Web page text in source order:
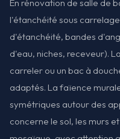
En rénovation de salle de
l'étanchéité sous
d'étanchéité, bandes
d'eau, niches, receveur).
carreler ou un bac à
adaptés. La faïence
symétriques autour des
concerne le sol, les murs